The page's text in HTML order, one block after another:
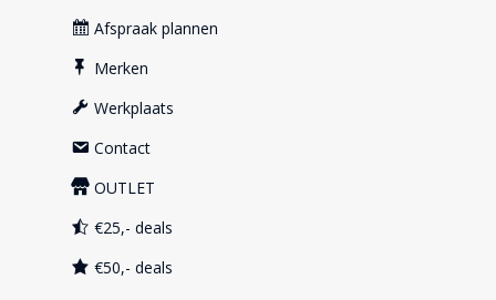
Afspraak plannen
Merken
Werkplaats
Contact
OUTLET
€25,- deals
€50,- deals